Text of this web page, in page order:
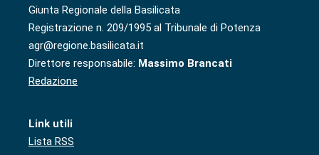
Giunta Regionale della Basilicata
Registrazione n. 209/1995 al Tribunale di Potenza
agr@regione.basilicata.it
Direttore responsabile: Massimo Brancati
Redazione
Link utili
Lista RSS